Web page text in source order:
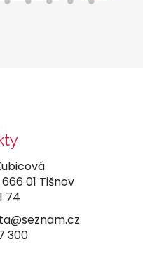
01 Tišnov
74
300